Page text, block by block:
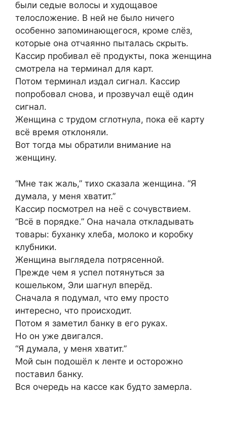
были седые волосы и худощавое
телосложение. В ней не было ничего
особенно запоминающегося, кроме слёз,
которые она отчаянно пыталась скрыть.
Кассир пробивал её продукты, пока женщина
смотрела на терминал для карт.
Потом терминал издал сигнал. Кассир
попробовал снова, и прозвучал ещё один
сигнал.
Женщина с трудом сглотнула, пока её карту
всё время отклоняли.
Вот тогда мы обратили внимание на
женщину.
“Мне так жаль,” тихо сказала женщина. “Я
думала, у меня хватит.”
Кассир посмотрел на неё с сочувствием.
“Всё в порядке.” Она начала откладывать
товары: буханку хлеба, молоко и коробку
клубники.
Женщина выглядела потрясенной.
Прежде чем я успел потянуться за
кошельком, Эли шагнул вперёд.
Сначала я подумал, что ему просто
интересно, что происходит.
Потом я заметил банку в его руках.
Но он уже двигался.
“Я думала, у меня хватит.”
Мой сын подошёл к ленте и осторожно
поставил банку.
Вся очередь на кассе как будто замерла.